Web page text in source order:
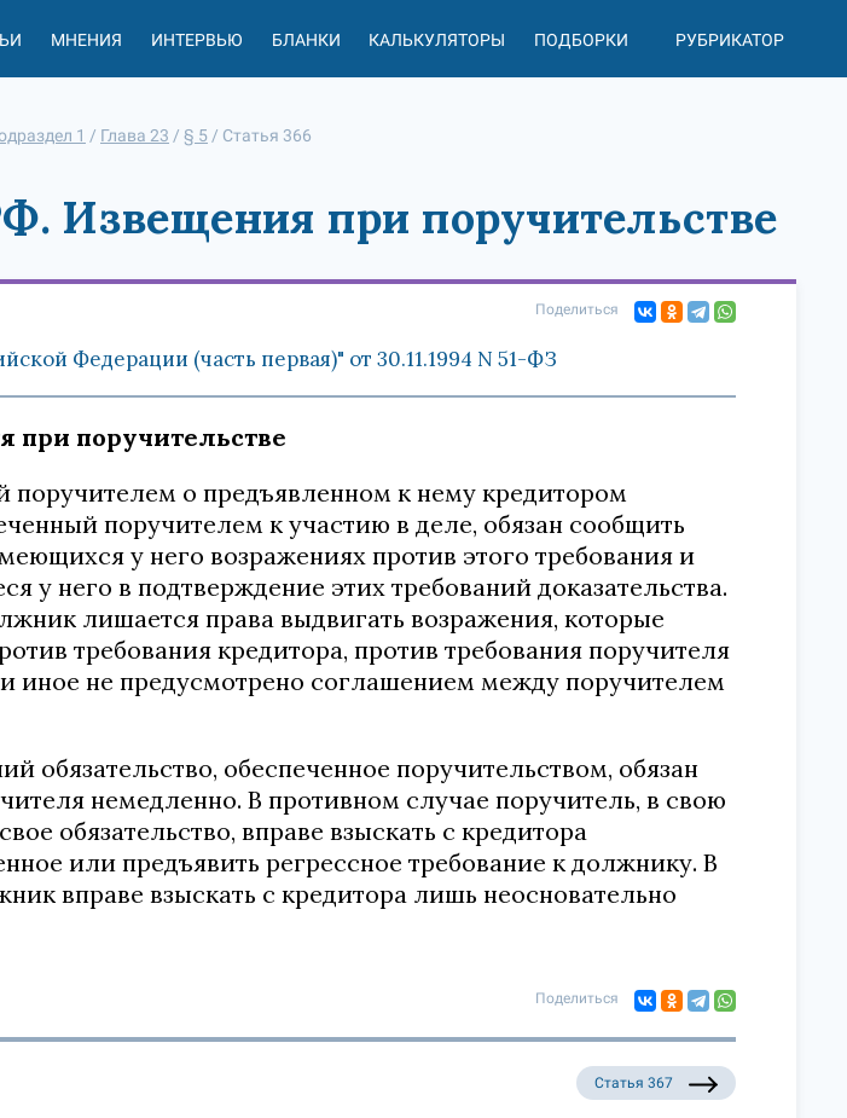
МНЕНИЯ ИНТЕРВЬЮ БЛАНКИ КАЛЬКУЛЯТОРЫ ПОДБОРКИ РУБРИКАТОР
1 / Глава 23 / § 5 / Статья 366
Извещения при поручительстве
Поделиться
Федерации (часть первая)" от 30.11.1994 N 51-ФЗ
при поручительстве
поручителем о предъявленном к нему кредитором
поручителем к участию в деле, обязан сообщить
у него возражениях против этого требования и
у него в подтверждение этих требований доказательства.
лишается права выдвигать возражения, которые
требования кредитора, против требования поручителя
иное не предусмотрено соглашением между поручителем
обязательство, обеспеченное поручительством, обязан
немедленно. В противном случае поручитель, в свою
обязательство, вправе взыскать с кредитора
или предъявить регрессное требование к должнику. В
вправе взыскать с кредитора лишь неосновательно
Поделиться
Статья 367